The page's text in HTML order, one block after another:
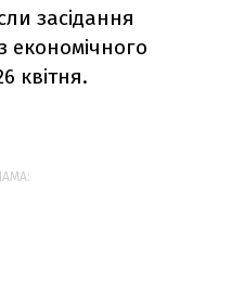
засідання
економічного
квітня.